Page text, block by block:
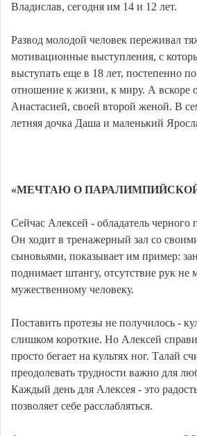
Владислав, сегодня им 14 и 12 лет.
Развод молодой человек переживал
мотивационные выступления, с
выступать еще в 18 лет, постепенно
отношение к жизни, к миру. А вскоре
Анастасией, своей второй женой. В
летняя дочка Даша и маленький
«МЕЧТАЮ О
Сейчас Алексей - обладатель черного
Он ходит в тренажерный зал со
сыновьями, показывает им пример:
поднимает штангу, отсутствие рук не
мужественному человеку.
Поставить протезы не получилось -
слишком короткие. Но Алексей
просто бегает на культях ног. Талай
преодолевать трудности важно для
Каждый день для Алексея - это
позволяет себе расслабляться.